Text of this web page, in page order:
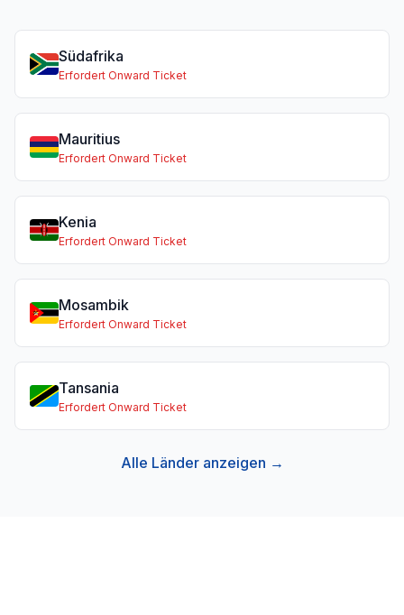
Südafrika
Erfordert Onward Ticket
Mauritius
Erfordert Onward Ticket
Kenia
Erfordert Onward Ticket
Mosambik
Erfordert Onward Ticket
Tansania
Erfordert Onward Ticket
Alle Länder anzeigen →